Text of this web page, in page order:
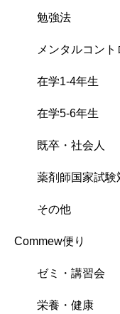
勉強法
メンタルコント
在学1-4年生
在学5-6年生
既卒・社会人
薬剤師国家試験
その他
Commew便り
ゼミ・講習会
栄養・健康